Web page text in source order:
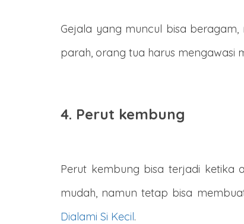
Gejala yang muncul bisa
parah, orang tua harus mengawasi
4. Perut kembung
Perut kembung bisa terjadi ketika
mudah, namun tetap bisa
Dialami Si Kecil.